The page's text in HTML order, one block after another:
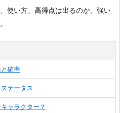
使い方、高得点は出るのか、強い
確率
テータス
ャラクター？